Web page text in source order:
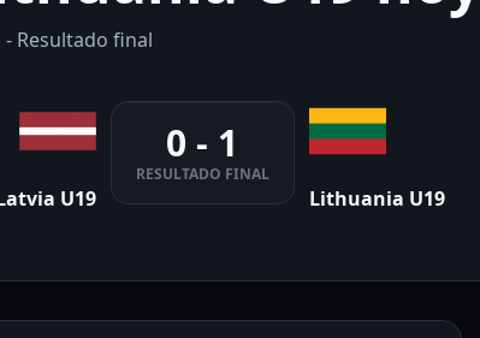
Resultado final
U19
0 - 1
RESULTADO FINAL
Lithuania U19